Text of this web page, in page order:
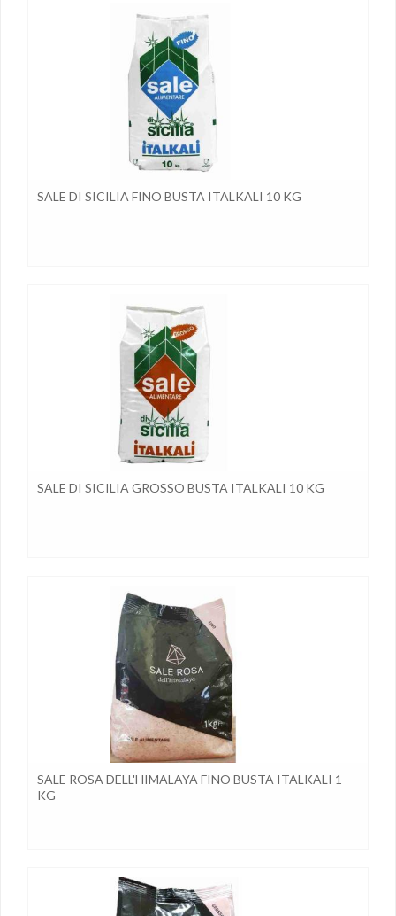
SALE DI SICILIA FINO BUSTA ITALKALI 10 KG
SALE DI SICILIA GROSSO BUSTA ITALKALI 10 KG
SALE ROSA DELL'HIMALAYA FINO BUSTA ITALKALI 1
KG